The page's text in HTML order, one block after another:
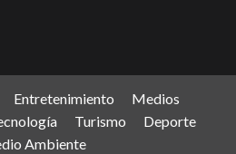
Entretenimiento
Medios
Turismo
Deporte
Ambiente